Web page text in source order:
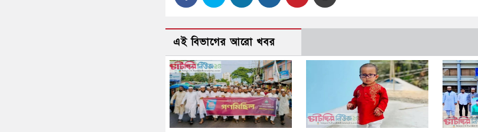
এই বিভাগের আরো খবর